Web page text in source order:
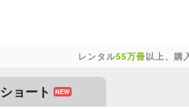
レンタル55万冊以上、購
ショート NEW